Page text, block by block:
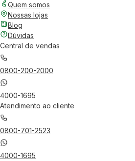
Quem somos
Nossas lojas
Blog
Dúvidas
Central de vendas
0800-200-2000
4000-1695
Atendimento ao cliente
0800-701-2523
4000-1695